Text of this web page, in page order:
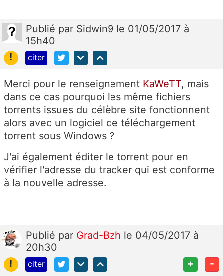
Publié par Sidwin9 le 01/05/2017 à
15h40
!
citer
Merci pour le renseignement KaWeTT, mais
dans ce cas pourquoi les même fichiers
torrents issues du célèbre site fonctionnent
alors avec un logiciel de téléchargement
torrent sous Windows ?
J'ai également éditer le torrent pour en
vérifier l'adresse du tracker qui est conforme
à la nouvelle adresse.
Publié par Grad-Bzh le 04/05/2017 à
20h30
!
citer + -